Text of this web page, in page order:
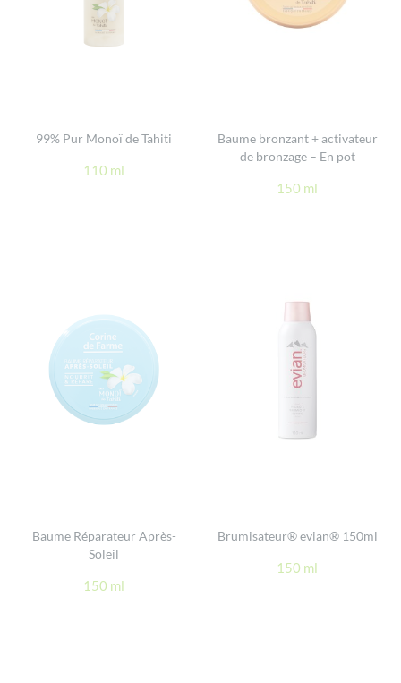
99% Pur Monoï de Tahiti
110 ml
Baume bronzant + activateur
de bronzage – En pot
150 ml
Baume Réparateur Après-
Soleil
150 ml
Brumisateur® evian® 150ml
150 ml